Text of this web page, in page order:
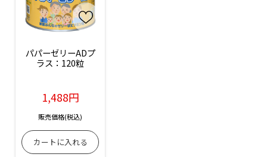
パパーゼリーADプ
ラス：120粒
1,488円
販売価格(税込)